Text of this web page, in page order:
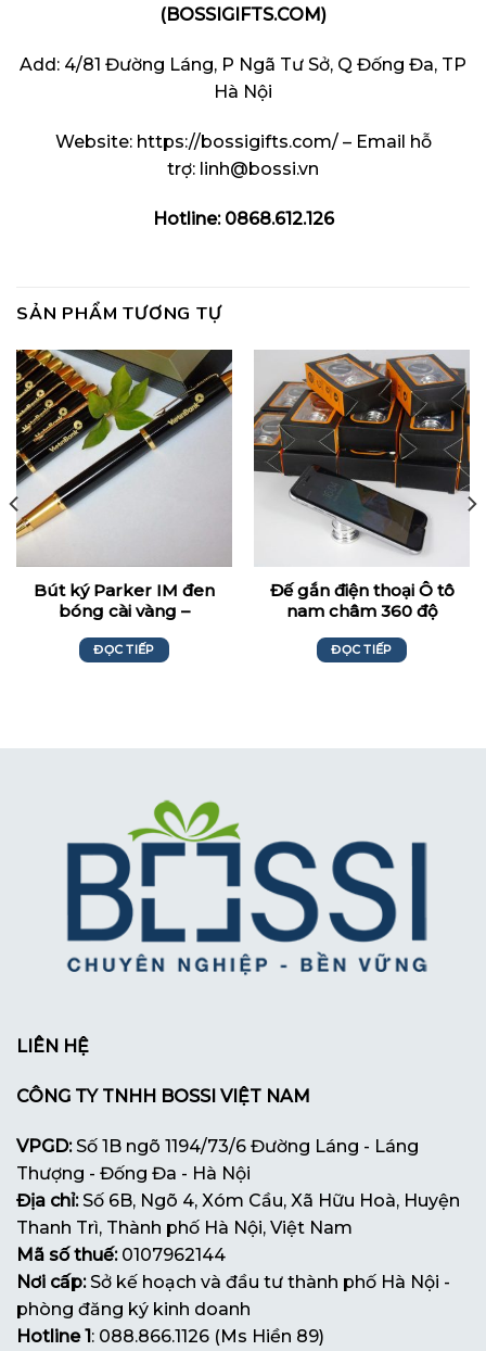
( BOSSIGIFTS.COM)
Add: 4/81 Đường Láng, P Ngã Tư Sở, Q Đống Đa, TP
Hà Nội
Website: https://bossigifts.com/– Email hỗ
trợ: linh@bossi.vn
Hotline: 0868.612.126
SẢN PHẨM TƯƠNG TỰ
Bút ký Parker IM đen
bóng cài vàng –
ĐỌC TIẾP
Đế gắn điện thoại Ô tô
nam châm 360 độ
ĐỌC TIẾP
LIÊN HỆ
CÔNG TY TNHH BOSSI VIỆT NAM
VPGD:Số 1B ngõ 1194/73/6 Đường Láng - Láng
Thượng - Đống Đa - Hà Nội
Địa chỉ:Số 6B, Ngõ 4, Xóm Cầu, Xã Hữu Hoà, Huyện
Thanh Trì, Thành phố Hà Nội, Việt Nam
Mã số thuế:0107962144
Nơi cấp:Sở kế hoạch và đầu tư thành phố Hà Nội -
phòng đăng ký kinh doanh
Hotline 1: 088.866.1126 (Ms Hiền 89)